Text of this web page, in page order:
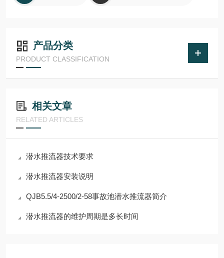
产品分类
PRODUCT CLASSIFICATION
相关文章
RELATED ARTICLES
潜水推流器技术要求
潜水推流器安装说明
QJB5.5/4-2500/2-58事故池潜水推流器简介
潜水推流器的维护周期是多长时间